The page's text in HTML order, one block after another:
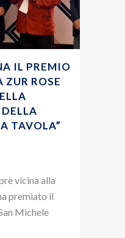
IL PREMIO
ZUR ROSE
TAVOLA”
vicina alla
premiato il
Michele